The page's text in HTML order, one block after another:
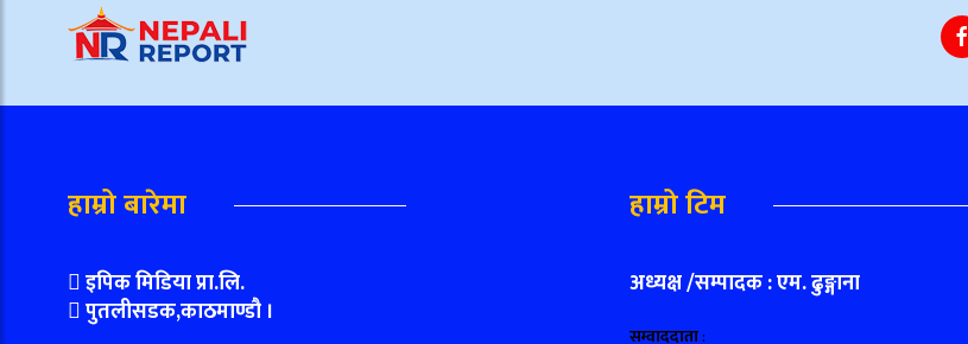
हाम्रो बारेमा
इपिक मिडिया प्रा.लि.
पुतलीसडक,काठमाण्डौ ।
हाम्रो टिम
अध्यक्ष /सम्पादक : एम. ढुङ्गाना
सम्वाददाता: